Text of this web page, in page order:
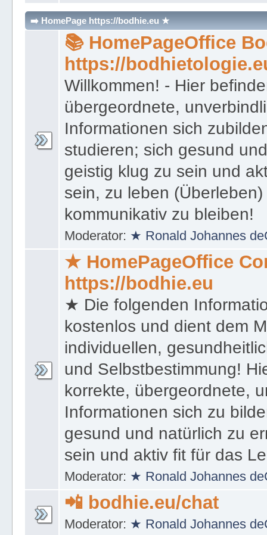
Islam,🕍 Board Judentum,⚔
➡️ HomePage https://bodhie.eu ★
📚 HomePageOffice
https://
Willkommen! - Hier
übergeordnete,
Informationen sich
studieren; sich gesund
geistig klug zu sein und
sein, zu leben
kommunikativ zu bleiben!
Moderator:★ Ronald Johannes
★ HomePageOffice
https://bodhie.eu
★ Die folgenden
kostenlos und dient dem
individuellen,
und Selbstbestimmung!
korrekte, übergeordnete,
Informationen sich zu
gesund und natürlich zu
sein und aktiv fit für das
Moderator:★ Ronald Johannes
📲 bodhie.eu/chat